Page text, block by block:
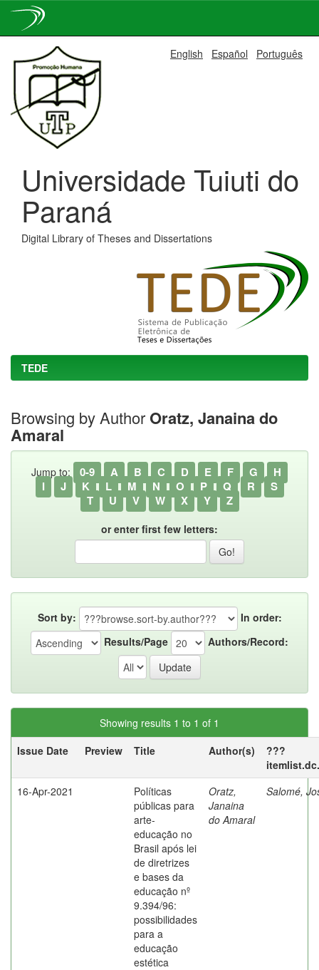
navigation
English Español Português
Universidade Tuiuti do
Paraná
Digital Library of Theses and Dissertations
TEDE
Browsing by Author Oratz, Janaina do
Amaral
Jump to: 0-9 A B C D E F G
H
I
J K L M N O P Q R
S
T
U V W X Y Z
or enter first few letters:
Sort by:
In order:
Results/Page
Authors/Record:
Showing results 1 to 1 of 1
Issue Date
Preview Title Author(s)
???
16-Apr-2021
Políticas
públicas para
arte-
educação no
Brasil após lei
de diretrizes
e bases da
educação nº
9.394/96:
possibilidades
para a
educação
estética
Oratz,
Janaina
do Amaral
Salomé,